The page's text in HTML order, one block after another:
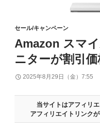
セール/キャンペーン
Amazon スマ
ニターが割引価
2025年8月29日（金）7:55
当サイトはアフィリ
アフィリエイトリンク